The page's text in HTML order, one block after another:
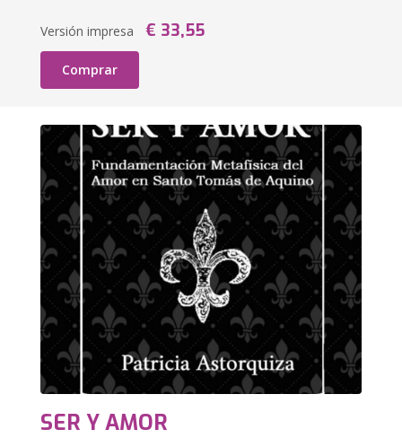
Versión impresa € 33,55
Comprar
SER Y AMOR